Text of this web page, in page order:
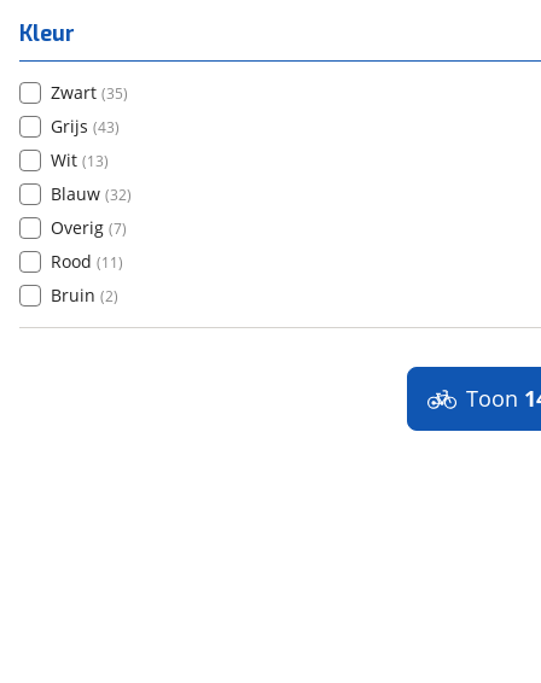
Kleur
Zwart (35)
Grijs (43)
Wit (13)
Blauw (32)
Overig (7)
Rood (11)
Bruin (2)
Toon